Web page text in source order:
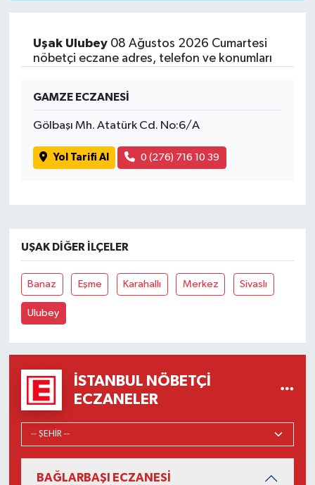
Uşak Ulubey08 Ağustos 2026 Cumartesi
nöbetçi eczane adres, telefon ve konumları
GAMZE ECZANESİ
Gölbaşı Mh. Atatürk Cd. No:6/A
Yol Tarifi Al 0 (276) 716 10 39
UŞAK DIĞER İLÇELER
Banaz Eşme Karahallı Merkez Sivaslı
Ulubey
İSTANBUL NÖBETÇI
ECZANELER
BAĞLARBAŞI ECZANESİ